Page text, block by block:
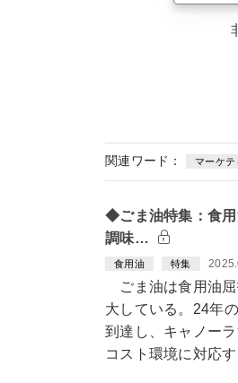
関連ワード： マーケ
◆ごま油特集：食
調味…
食用油 特集
ごま油は食用油屈
大している。24年
到達し、キャノー
コスト環境に対応